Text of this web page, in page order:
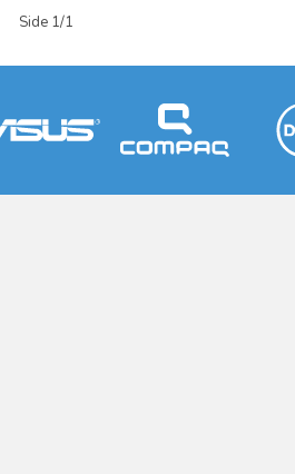
Side 1/1